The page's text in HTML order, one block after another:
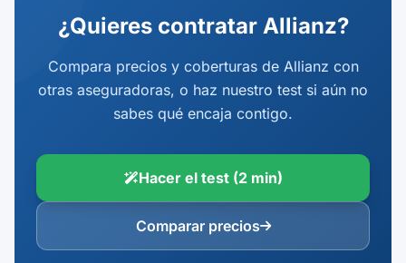
¿Quieres contratar Allianz?
Compara precios y coberturas de Allianz con
otras aseguradoras, o haz nuestro test si aún no
sabes qué encaja contigo.
Hacer el test (2 min)
Comparar precios